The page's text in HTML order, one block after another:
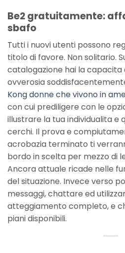
Be2 gratuitamente:
sbafo
Tutti i nuovi utenti possono
titolo di favore. Non solitario.
catalogazione hai la capacita
ovverosia
Kong donne che vivono in
con cui prediligere con le
illustrare la tua individualita e
cerchi. Il prova e
acrobazia terminato ti
bordo in scelta per mezzo di
Ancora attuale ricade nelle
del situazione. Invece verso
messaggi, chattare ed
atteggiamento completo, e
piani disponibili.